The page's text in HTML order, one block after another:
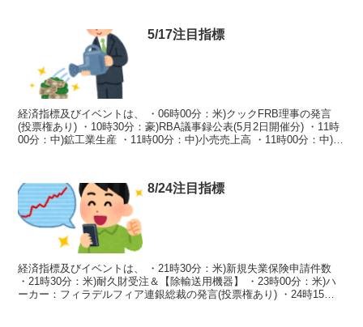
5/17注目指標
経済指標及びイベントは、 ・06時00分：米)クックFRB理事の発言
(投票権あり) ・10時30分：豪)RBA議事録公表(5月2日開催分) ・11時
00分：中)鉱工業生産 ・11時00分：中)小売売上高 ・11時00分：中)固
8/24注目指標
経済指標及びイベントは、 ・21時30分：米)新規失業保険申請件数
・21時30分：米)耐久財受注＆【除輸送用機器】 ・23時00分：米)ハ
ーカー：フィラデルフィア連銀総裁の発言(投票権あり) ・24時15